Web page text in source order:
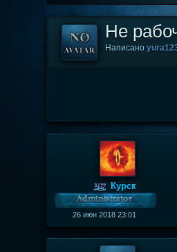
Не
Написано
Курск
26 июн 2018 23:01